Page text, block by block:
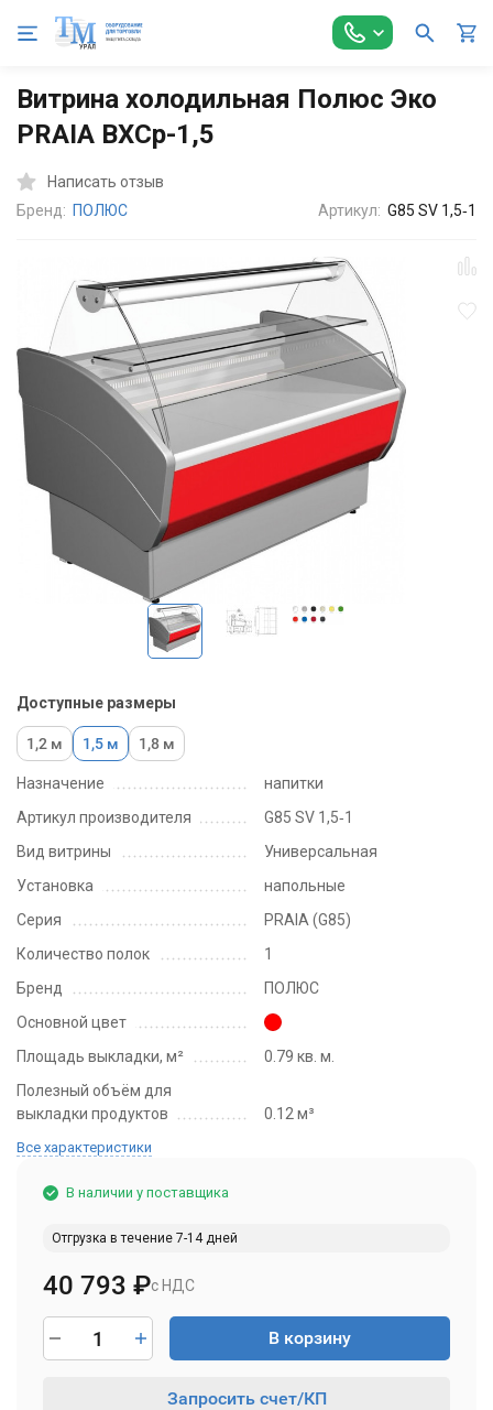
Главная Холодильное оборудование Витрины холодильные
Витрина холодильная Полюс Эко
PRAIA ВХСр-1,5
Написать отзыв
Бренд: ПОЛЮС Артикул: G85 SV 1,5‑1
Назначение
напитки
Артикул производителя
G85 SV 1,5‑1
Вид витрины
Универсальная
Установка
напольные
Серия
PRAIA (G85)
Количество полок
1
Бренд
ПОЛЮС
Основной цвет
Площадь выкладки, м²
0.79 кв. м.
Полезный объём для
выкладки продуктов
0.12 м³
Все характеристики
Доступные размеры
1,2 м 1,5 м 1,8 м
В наличии у поставщика
Отгрузка в течение 7-14 дней
с НДС
40 793 ₽
В корзину
Запросить счет/КП